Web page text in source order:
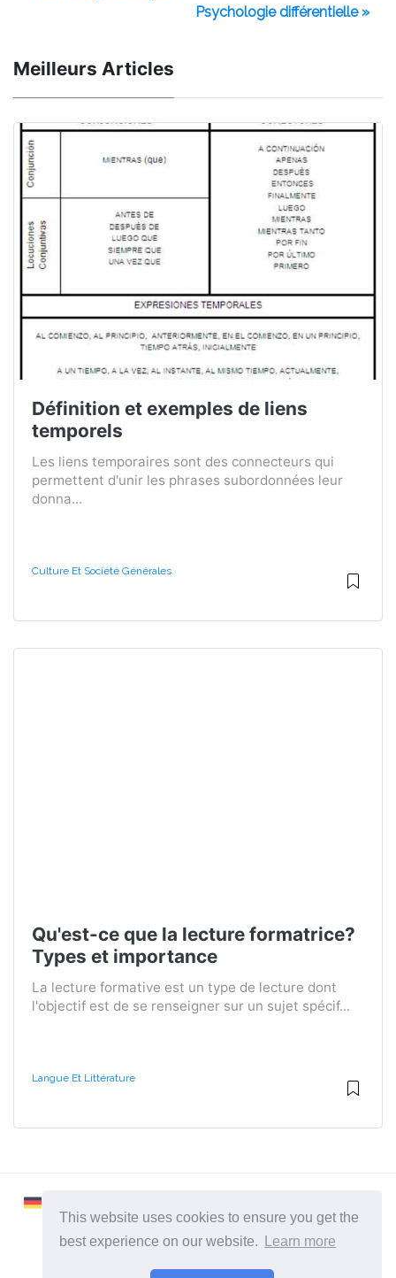
This website uses cookies to ensure you get the
best experience on our website.
Learn more
Psychologie différentielle »
Meilleurs Articles
Définition et exemples de liens
temporels
Les liens temporaires sont des connecteurs qui
permettent d'unir les phrases subordonnées leur
donna...
Culture Et Société Générales
Qu'est-ce que la lecture formatrice?
Types et importance
La lecture formative est un type de lecture dont
l'objectif est de se renseigner sur un sujet spécif...
Langue Et Littérature
2026 ©Learnaboutworld